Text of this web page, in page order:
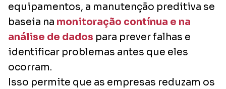
equipamentos, a manutenção preditiva se
baseia na monitoração contínua e na
análise de dados para prever falhas e
identificar problemas antes que eles
ocorram.
Isso permite que as empresas reduzam os